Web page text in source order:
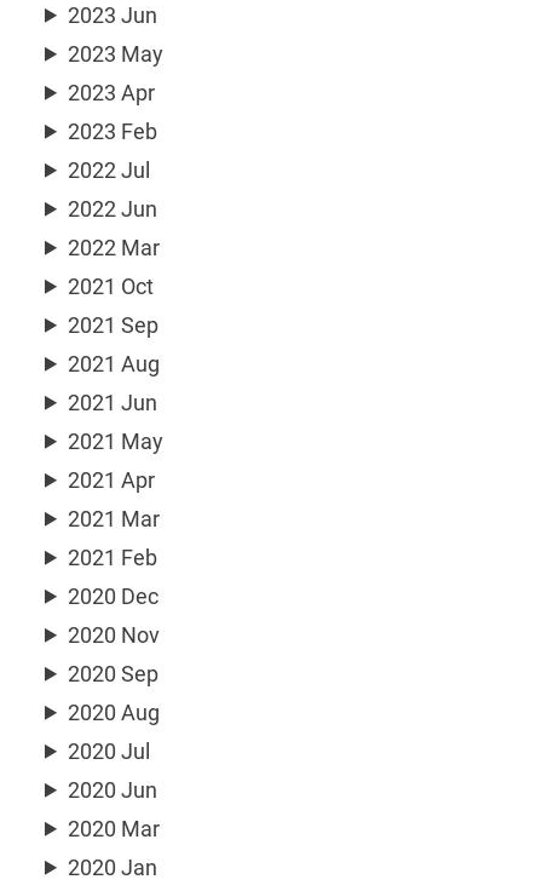
2023 Jun
2023 May
2023 Apr
2023 Feb
2022 Jul
2022 Jun
2022 Mar
2021 Oct
2021 Sep
2021 Aug
2021 Jun
2021 May
2021 Apr
2021 Mar
2021 Feb
2020 Dec
2020 Nov
2020 Sep
2020 Aug
2020 Jul
2020 Jun
2020 Mar
2020 Jan